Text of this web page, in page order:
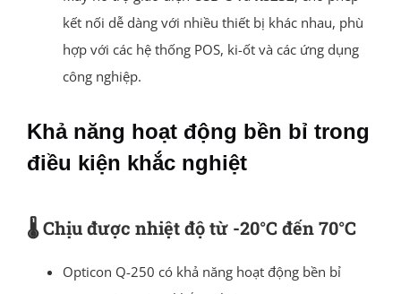
kết nối dễ dàng với nhiều thiết bị khác nhau, phù
hợp với các hệ thống POS, ki-ốt và các ứng dụng
công nghiệp.
Khả năng hoạt động bền bỉ trong
điều kiện khắc nghiệt
🌡️Chịu được nhiệt độ từ -20°C đến 70°C
Opticon Q-250 có khả năng hoạt động bền bỉ